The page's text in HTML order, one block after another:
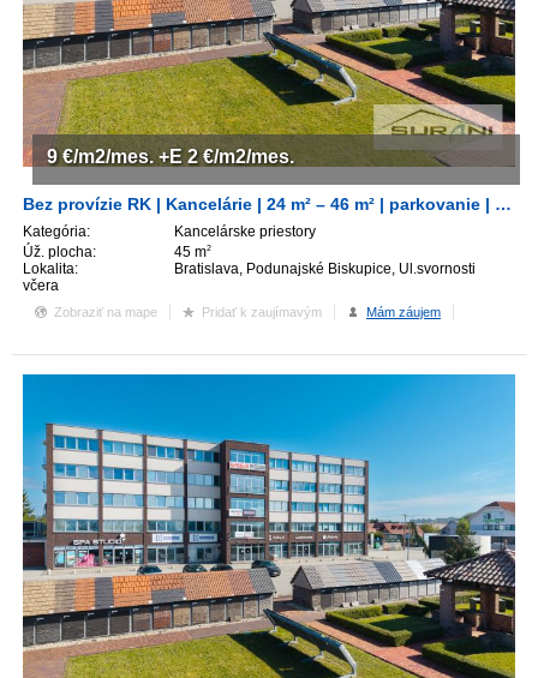
ZVÝRAZNENIE REALITNÝCH INZERÁTOV
REKLAMA
PARTNERI
KONTAKT
Bez provízie RK | Kancelárie | 24 m² – 46 m² | parkovanie | Ulica Svornosti | Bratislava
Kategória:
Kancelárske priestory
Úž. plocha:
45 m2
Lokalita:
Bratislava, Podunajské Biskupice, Ul.svornosti
včera
9 €/m2/mes. +E 2€/m2/mes.
Zobraziť na mape Pridať k zaujímavým Mám záujem